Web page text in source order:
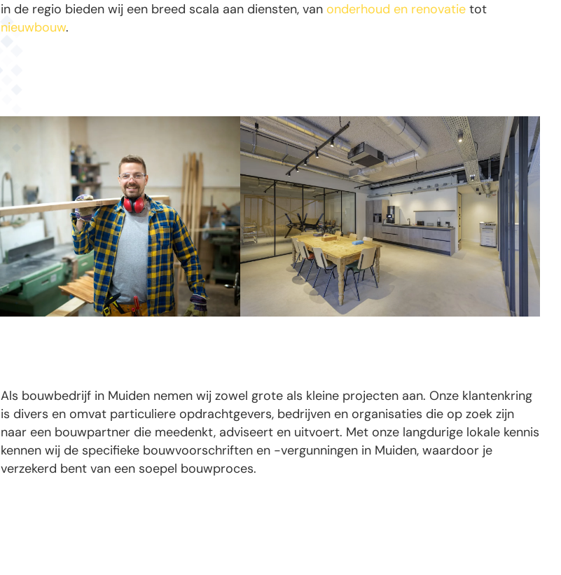
in de regio bieden wij een breed scala aan diensten, van onderhoud en renovatietot
nieuwbouw.
Als bouwbedrijf in Muiden nemen wij zowel grote als kleine projecten aan. Onze klantenkring
is divers en omvat particuliere opdrachtgevers, bedrijven en organisaties die op zoek zijn
naar een bouwpartner die meedenkt, adviseert en uitvoert. Met onze langdurige lokale kennis
kennen wij de specifieke bouwvoorschriften en -vergunningen in Muiden, waardoor je
verzekerd bent van een soepel bouwproces.